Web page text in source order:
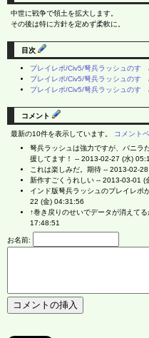
中世に戦争で領土を拡大します。
その後は特に方針を定めず柔軟に。
目次
プレイレポ/Civ5/弩兵ラッシュのす
プレイレポ/Civ5/弩兵ラッシュのす
プレイレポ/Civ5/弩兵ラッシュのす
コメント
最新の10件を表示しています。 コメント
弩兵ラッシュは強力ですが、バニラ
援してます！ -- 2013-02-27 (水)
これは楽しみだ。期待 -- 2013-02-
新作すごくうれしい -- 2013-03-01 (
インド版弩兵ラッシュのプレイレポ
22 (金) 04:31:56
↑巻き戻りのせいでデータが消えて
17:48:51
お名前: